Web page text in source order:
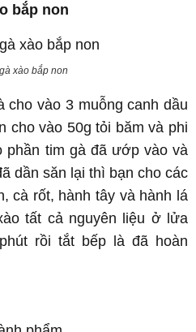
bắp non
xào bắp non
cho vào 3 muỗng canh dầu
cho vào 50g tỏi băm và phi
phần tim gà đã ướp vào và
dần săn lại thì bạn cho các
cà rốt, hành tây và hành lá
tất cả nguyên liệu ở lửa
rồi tắt bếp là đã hoàn